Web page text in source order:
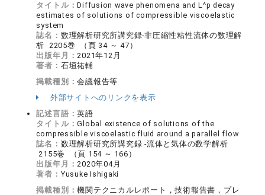
タイトル：Diffusion wave phenomena and L^p decay
estimates of solutions of compressible viscoelastic
system
誌名： 数理解析研究所講究録-非圧縮性粘性流体の数理解
析 2205巻 （頁 34 ～ 47）
出版年月：2021年12月
著者： 石垣祐輔
掲載種別：会議報告等
外部サイトへのリンクを表示
記述言語：英語
タイトル：Global existence of solutions of the
compressible viscoelastic fluid around a parallel flow
誌名： 数理解析研究所講究録 -流体と気体の数学解析
2155巻 （頁 154 ～ 166）
出版年月：2020年04月
著者： Yusuke Ishigaki
掲載種別：機関テクニカルレポート，技術報告書，プレ